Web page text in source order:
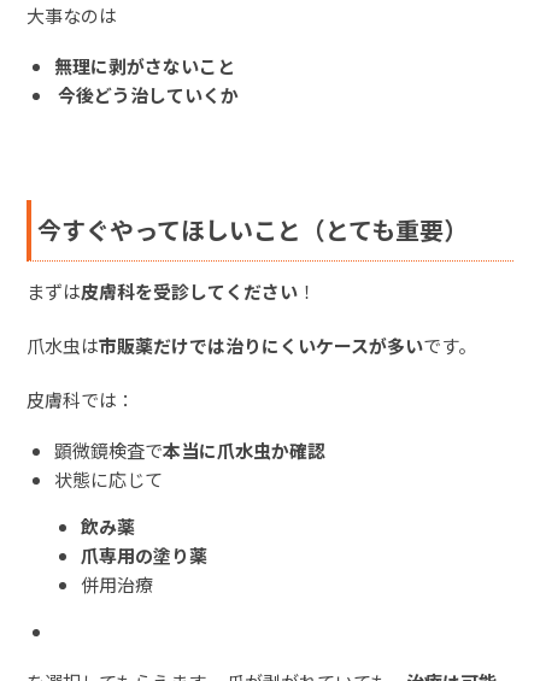
大事なのは
無理に剥がさないこと
今後どう治していくか
今すぐやってほしいこと（とても重要）
まずは皮膚科を受診してください ！
爪水虫は市販薬だけでは治りにくいケースが多いです。
皮膚科では：
顕微鏡検査で本当に爪水虫か確認
状態に応じて
飲み薬
爪専用の塗り薬
併用治療